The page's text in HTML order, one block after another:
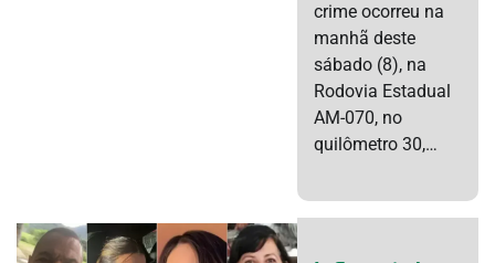
crime ocorreu na
manhã deste
sábado (8), na
Rodovia Estadual
AM-070, no
quilômetro 30,…